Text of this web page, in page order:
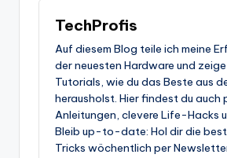
TechProfis
Auf diesem Blog teile ich meine
der neuesten Hardware und
Tutorials, wie du das Beste aus
herausholst. Hier findest du auch
Anleitungen, clevere Life-Hacks
Bleib up-to-date: Hol dir die
Tricks wöchentlich per